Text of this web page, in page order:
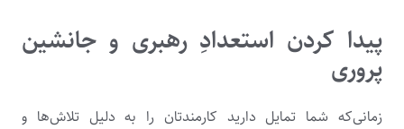
پیدا کردن استعدادِ رهبری و جانشین‌
پروری
زمانی‌که شما تمایل دارید کارمندتان را به دلیل تلاش‌ها و